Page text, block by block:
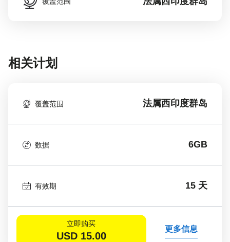
相关计划
覆盖范围 法属西印度群岛
数据 6GB
有效期 15 天
立即购买
USD 15.00
更多信息